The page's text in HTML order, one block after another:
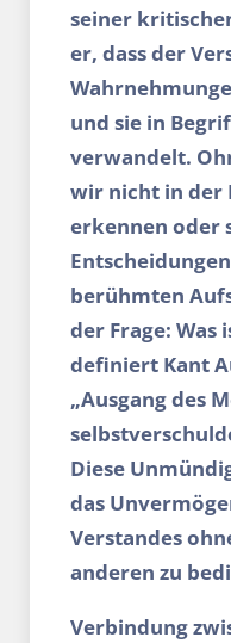
seiner
er, dass der
und sie in
verwandelt.
wir nicht in der
erkennen oder
berühmten
der Frage: Was
definiert Kant
„Ausgang des
Diese
das
Verstandes
anderen zu
Verbindung